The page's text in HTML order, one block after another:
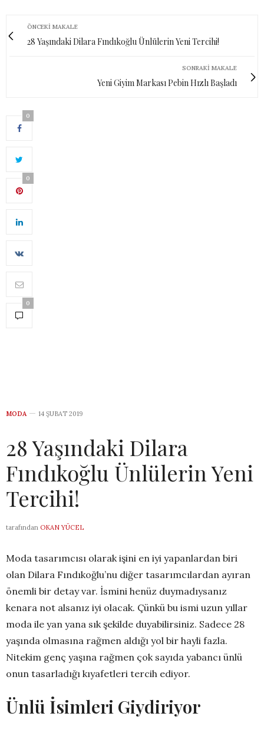
ÖNCEKI MAKALE
28 Yaşındaki Dilara Fındıkoğlu Ünlülerin Yeni Tercihi!
SONRAKI MAKALE
Yeni Giyim Markası Pebin Hızlı Başladı
0
0
0
MODA 14 ŞUBAT 2019
28 Yaşındaki Dilara
Fındıkoğlu Ünlülerin Yeni
Tercihi!
tarafından OKAN YÜCEL
Moda tasarımcısı olarak işini en iyi yapanlardan biri
olan Dilara Fındıkoğlu’nu diğer tasarımcılardan ayıran
önemli bir detay var. İsmini henüz duymadıysanız
kenara not alsanız iyi olacak. Çünkü bu ismi uzun yıllar
moda ile yan yana sık şekilde duyabilirsiniz. Sadece 28
yaşında olmasına rağmen aldığı yol bir hayli fazla.
Nitekim genç yaşına rağmen çok sayıda yabancı ünlü
onun tasarladığı kıyafetleri tercih ediyor.
Ünlü İsimleri Giydiriyor